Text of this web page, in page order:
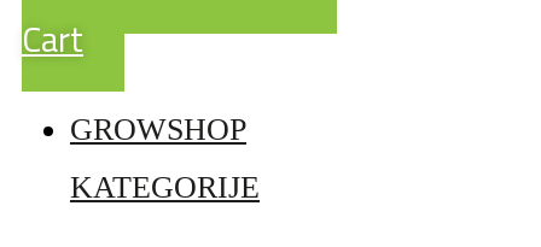
Cart
GROWSHOP
KATEGORIJE